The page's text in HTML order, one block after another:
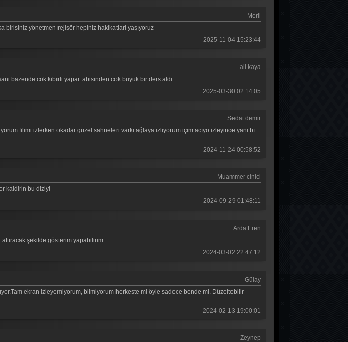
Meril
birisiniz yönetmen rejisör hepiniz hakikatlari yaşıyoruz
2025-11-04 15:23:44
ali kaya
bazende cok kibirli yapar. abisinden cok buyuk bir ders aldi.
2025-03-30 02:14:05
Sedat demir
filimi izlerken okadar güzel sahneleri varki ağlaya izliyorum içim acıyo izleyince yani bı
2024-11-24 00:58:52
Muammer cinici
kaldirin bu diziyi
2024-09-29 01:48:11
Arda Eren
şekilde gösterim yapabilirim
2024-03-02 22:47:12
Gülay
ekran izleyemiyorum, bilmiyorum herkeste mi öyle sadece bende mi. Düzeltebilir
2024-02-13 19:00:01
Zeynep